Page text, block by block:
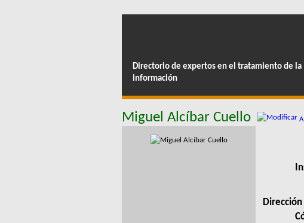
Directorio de expertos en el tratamiento de la
información
Miguel Alcíbar Cuello